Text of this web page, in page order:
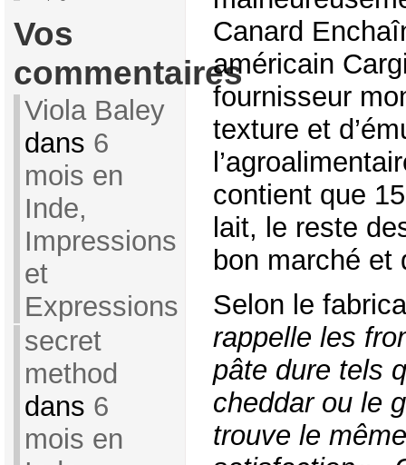
Vos
commentaires
Viola Baley
dans 6
mois en
Inde,
Impressions
et
Expressions
secret
method
dans 6
mois en
Canard
américain
fournisseur
texture et
contient que
lait, le reste
bon marché et
Selon le
rappelle les
pâte dure tels
cheddar ou le
trouve le